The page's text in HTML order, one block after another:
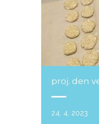
proj. den
24. 4. 2023